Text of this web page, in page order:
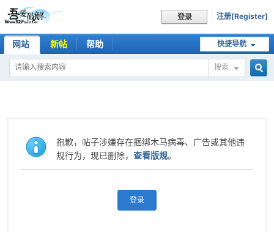
登录 注册[Register]
快捷导航
网站 新帖 帮助
搜索
抱歉，帖子涉嫌存在捆绑木马病毒、广告或其他违
规行为，现已删除，查看版规。
登录